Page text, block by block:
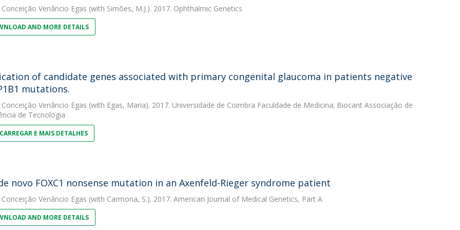
Venâncio Egas (with Simões, M.J.). 2017. Ophthalmic Genetics
AND MORE DETAILS
of candidate genes associated with primary congenital glaucoma in patients negative
mutations.
Venâncio Egas (with Egas, Maria). 2017. Universidade de Coimbra Faculdade de Medicina; Biocant Associação de
de Tecnologia
E MAIS DETALHES
novo FOXC1 nonsense mutation in an Axenfeld-Rieger syndrome patient
Venâncio Egas (with Carmona, S.). 2017. American Journal of Medical Genetics, Part A
AND MORE DETAILS